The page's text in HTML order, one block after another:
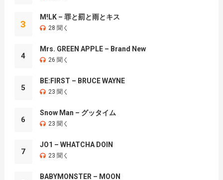
3
M!LK – 罪と罰と雨とキス
28 聞く
4
Mrs. GREEN APPLE – Brand New
26 聞く
5
BE:FIRST – BRUCE WAYNE
23 聞く
6
Snow Man – グッタイム
23 聞く
7
JO1 – WHATCHA DOIN
23 聞く
BABYMONSTER – MOON